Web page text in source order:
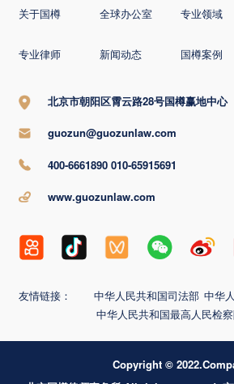
关于国樽 全球办公室 专业领域
专业律师 新闻动态 国樽案例
北京市朝阳区霄云路28号国樽赢地中心
guozun@guozunlaw.com
400-6661890 010-65915691
www.guozunlaw.com
友情链接： 中华人民共和国司法部 中华
中华人民共和国最高人民检
Copyright ©